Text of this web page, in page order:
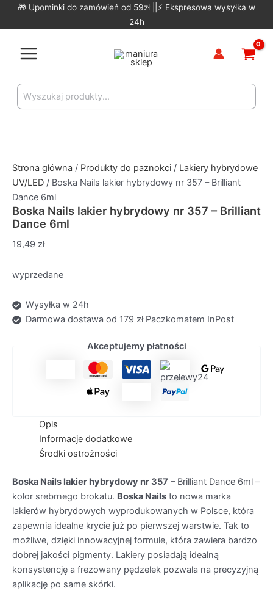
🎁 Upominki do zamówień od 59zł ||⚡ Ekspresowa wysyłka w
24h
Main
Menu
Search
for:
Strona główna / Produkty do paznokci / Lakiery hybrydowe
UV/LED / Boska Nails lakier hybrydowy nr 357 – Brilliant
Dance 6ml
Boska Nails lakier hybrydowy nr 357 – Brilliant
Dance 6ml
19,49 zł
wyprzedane
Wysyłka w 24h
Darmowa dostawa od 179 zł Paczkomatem InPost
Akceptujemy płatności
Opis
Informacje dodatkowe
Środki ostrożności
Boska Nails lakier hybrydowy nr 357 – Brilliant Dance 6ml –
kolor srebrnego brokatu. Boska Nails to nowa marka
lakierów hybrydowych wyprodukowanych w Polsce, która
zapewnia idealne krycie już po pierwszej warstwie. Tak to
możliwe, dzięki innowacyjnej formule, która zawiera bardzo
dobrej jakości pigmenty. Lakiery posiadają idealną
konsystencję a frezowany pędzelek pozwala na precyzyjną
aplikację po same skórki.